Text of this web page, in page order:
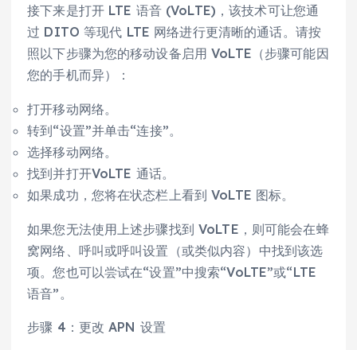
接下来是打开 LTE 语音 (VoLTE)，该技术可让您通
过 DITO 等现代 LTE 网络进行更清晰的通话。请按
照以下步骤为您的移动设备启用 VoLTE（步骤可能因
您的手机而异）：
打开移动网络。
转到“设置”并单击“连接”。
选择移动网络。
找到并打开VoLTE 通话。
如果成功，您将在状态栏上看到 VoLTE 图标。
如果您无法使用上述步骤找到 VoLTE，则可能会在蜂
窝网络、呼叫或呼叫设置（或类似内容）中找到该选
项。您也可以尝试在“设置”中搜索“VoLTE”或“LTE
语音”。
步骤 4：更改 APN 设置